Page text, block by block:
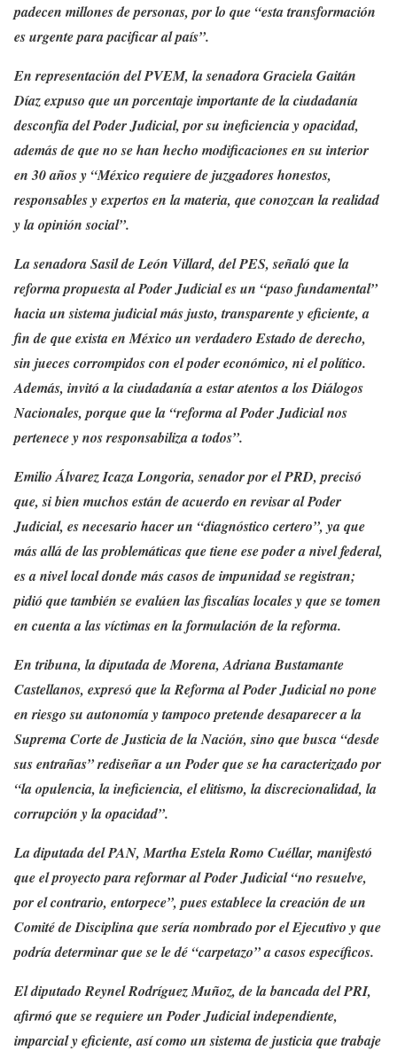
padecen millones de personas, por lo que “esta transformación
es urgente para pacificar al país”.
En representación del PVEM, la senadora Graciela Gaitán
Díaz expuso que un porcentaje importante de la ciudadanía
desconfía del Poder Judicial, por su ineficiencia y opacidad,
además de que no se han hecho modificaciones en su interior
en 30 años y “México requiere de juzgadores honestos,
responsables y expertos en la materia, que conozcan la realidad
y la opinión social”.
La senadora Sasil de León Villard, del PES, señaló que la
reforma propuesta al Poder Judicial es un “paso fundamental”
hacia un sistema judicial más justo, transparente y eficiente, a
fin de que exista en México un verdadero Estado de derecho,
sin jueces corrompidos con el poder económico, ni el político.
Además, invitó a la ciudadanía a estar atentos a los Diálogos
Nacionales, porque que la “reforma al Poder Judicial nos
pertenece y nos responsabiliza a todos”.
Emilio Álvarez Icaza Longoria, senador por el PRD, precisó
que, si bien muchos están de acuerdo en revisar al Poder
Judicial, es necesario hacer un “diagnóstico certero”, ya que
más allá de las problemáticas que tiene ese poder a nivel federal,
es a nivel local donde más casos de impunidad se registran;
pidió que también se evalúen las fiscalías locales y que se tomen
en cuenta a las víctimas en la formulación de la reforma.
En tribuna, la diputada de Morena, Adriana Bustamante
Castellanos, expresó que la Reforma al Poder Judicial no pone
en riesgo su autonomía y tampoco pretende desaparecer a la
Suprema Corte de Justicia de la Nación, sino que busca “desde
sus entrañas” rediseñar a un Poder que se ha caracterizado por
“la opulencia, la ineficiencia, el elitismo, la discrecionalidad, la
corrupción y la opacidad”.
La diputada del PAN, Martha Estela Romo Cuéllar, manifestó
que el proyecto para reformar al Poder Judicial “no resuelve,
por el contrario, entorpece”, pues establece la creación de un
Comité de Disciplina que sería nombrado por el Ejecutivo y que
podría determinar que se le dé “carpetazo” a casos específicos.
El diputado Reynel Rodríguez Muñoz, de la bancada del PRI,
afirmó que se requiere un Poder Judicial independiente,
imparcial y eficiente, así como un sistema de justicia que trabaje